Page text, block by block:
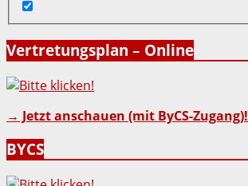
Vertretungsplan – Online
→ Jetzt anschauen (mit ByCS-Zugang)!
BYCS